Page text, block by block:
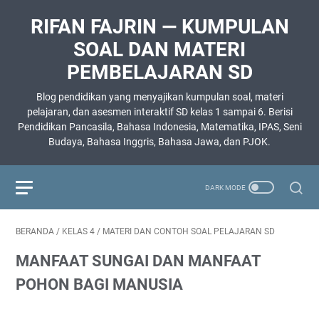
RIFAN FAJRIN — KUMPULAN
SOAL DAN MATERI
PEMBELAJARAN SD
Blog pendidikan yang menyajikan kumpulan soal, materi
pelajaran, dan asesmen interaktif SD kelas 1 sampai 6. Berisi
Pendidikan Pancasila, Bahasa Indonesia, Matematika, IPAS, Seni
Budaya, Bahasa Inggris, Bahasa Jawa, dan PJOK.
BERANDA / KELAS 4 / MATERI DAN CONTOH SOAL PELAJARAN SD
MANFAAT SUNGAI DAN MANFAAT
POHON BAGI MANUSIA